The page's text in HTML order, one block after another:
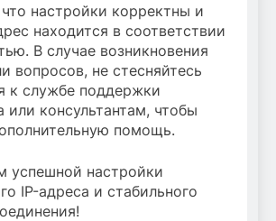
настройки корректны и
находится в соответствии
В случае возникновения
вопросов, не стесняйтесь
к службе поддержки
или консультантам, чтобы
помощь.
успешной настройки
IP-адреса и стабильного